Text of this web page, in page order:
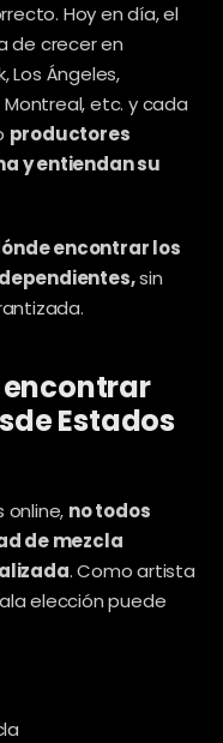
Hoy en día, el
de crecer en
Los Ángeles,
Montreal, etc. y cada
productores
y entiendan su
encontrar los
sin
encontrar
Estados
online, no todos
de mezcla
. Como artista
elección puede